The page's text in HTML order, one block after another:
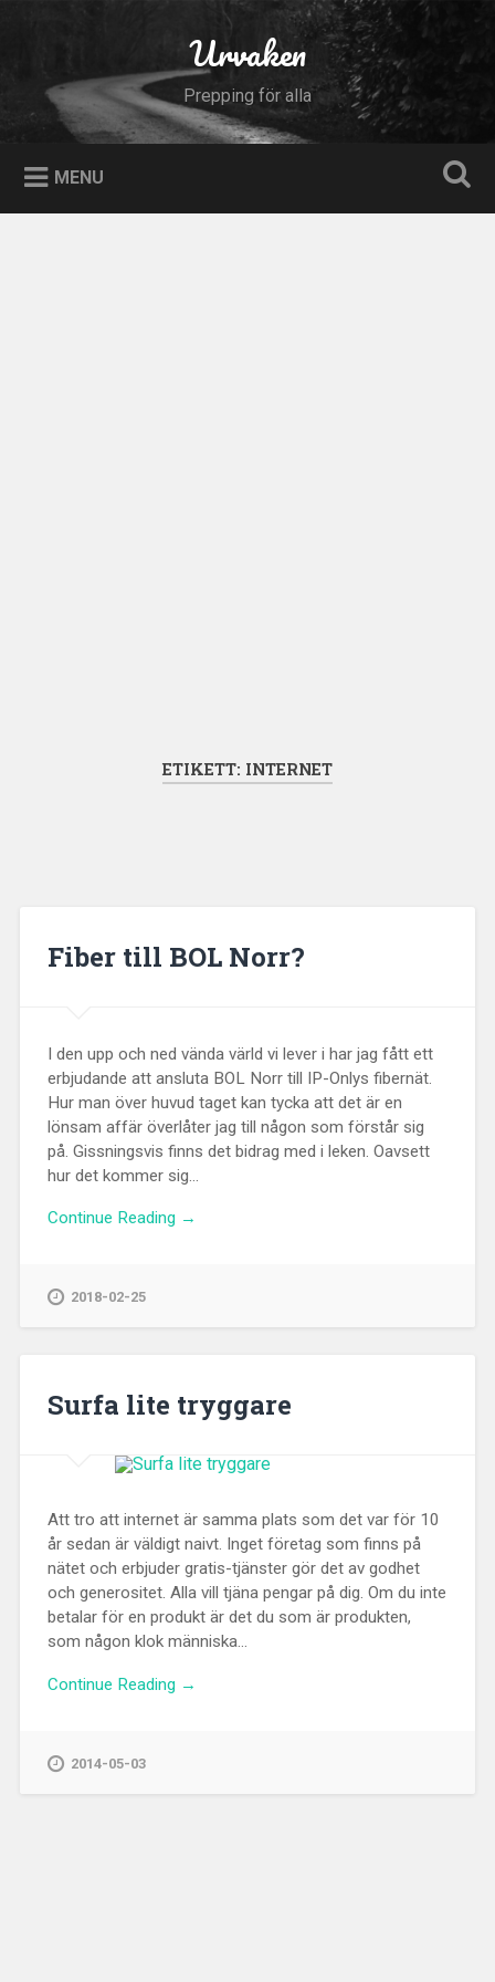
Urvaken
Prepping för alla
MENU
ETIKETT: INTERNET
Fiber till BOL Norr?
I den upp och ned vända värld vi lever i har jag fått ett
erbjudande att ansluta BOL Norr till IP-Onlys fibernät.
Hur man över huvud taget kan tycka att det är en
lönsam affär överlåter jag till någon som förstår sig
på. Gissningsvis finns det bidrag med i leken. Oavsett
hur det kommer sig...
Continue Reading →
2018-02-25
Surfa lite tryggare
Att tro att internet är samma plats som det var för 10
år sedan är väldigt naivt. Inget företag som finns på
nätet och erbjuder gratis-tjänster gör det av godhet
och generositet. Alla vill tjäna pengar på dig. Om du inte
betalar för en produkt är det du som är produkten,
som någon klok människa...
Continue Reading →
2014-05-03